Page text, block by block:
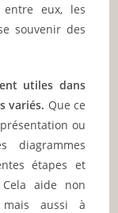
eux, les
souvenir des
utiles dans
variés. Que ce
ou
diagrammes
étapes et
aide non
aussi à